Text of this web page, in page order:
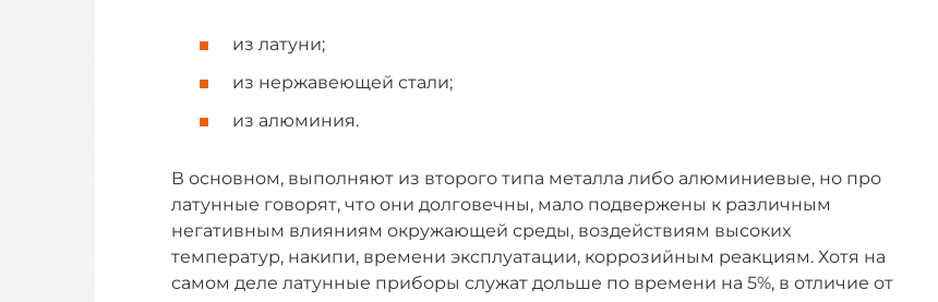
из латуни;
из нержавеющей стали;
из алюминия.
В основном, выполняют из второго типа металла либо алюминиевые, но про
латунные говорят, что они долговечны, мало подвержены к различным
негативным влияниям окружающей среды, воздействиям высоких
температур, накипи, времени эксплуатации, коррозийным реакциям. Хотя на
самом деле латунные приборы служат дольше по времени на 5%, в отличие от